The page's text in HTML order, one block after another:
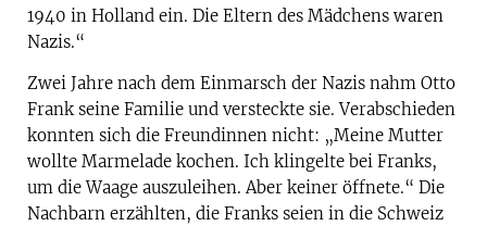
1940 in Holland ein. Die Eltern des Mädchens waren
Nazis.“
Zwei Jahre nach dem Einmarsch der Nazis nahm Otto
Frank seine Familie und versteckte sie. Verabschieden
konnten sich die Freundinnen nicht: „Meine Mutter
wollte Marmelade kochen. Ich klingelte bei Franks,
um die Waage auszuleihen. Aber keiner öffnete.“ Die
Nachbarn erzählten, die Franks seien in die Schweiz